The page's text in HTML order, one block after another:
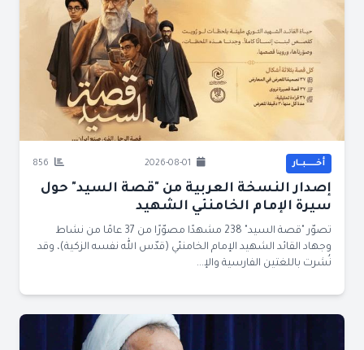
أخــــــبــار
إصدار النسخة العربية من "قصة السيد" حول
سيرة الإمام الخامنئي الشهيد
تصوّر "قصة السيد" 238 مشهدًا مصوّرًا من 37 عامًا من نشاط
وجهاد القائد الشهيد الإمام الخامنئي (قدّس الله نفسه الزكية)، وقد
نُشرت باللغتين الفارسية والإ...